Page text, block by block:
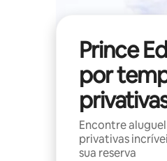
Prince
por
Encontre
privativas
sua reserva